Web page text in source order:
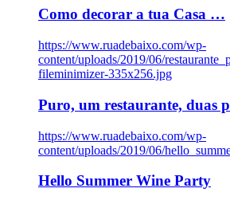
Como decorar a tua Casa …
https://www.ruadebaixo.com/wp-
content/uploads/2019/06/
fileminimizer-335x256.jpg
Puro, um restaurante, duas
https://www.ruadebaixo.com/wp-
content/uploads/2019/06/
Hello Summer Wine Party